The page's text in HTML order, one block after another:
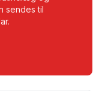
sendes til